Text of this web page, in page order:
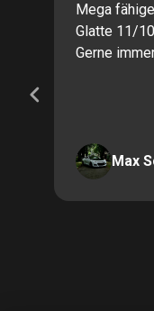
Mega
Glatte 11/
Gerne
Max